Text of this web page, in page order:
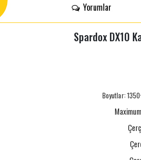
Yorumlar
Spardox DX10
Boyutlar: